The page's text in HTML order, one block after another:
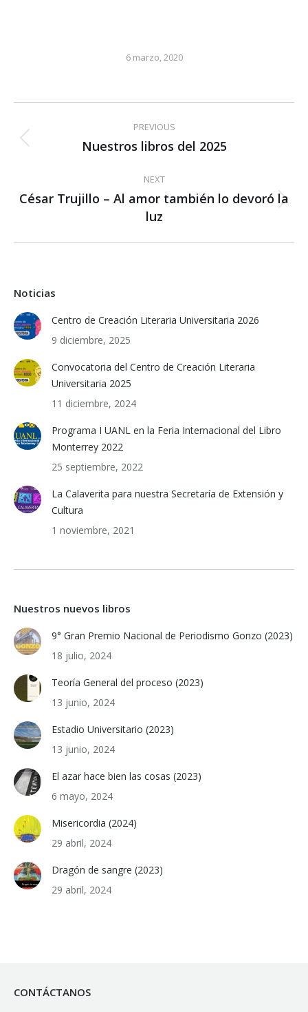
6 marzo, 2020
navigation
PREVIOUS
Previous
Nuestros libros del 2025
NEXT
Next
post:
César Trujillo – Al amor también lo devoró la
luz
Noticias
Centro de Creación Literaria Universitaria 2026
9 diciembre, 2025
Convocatoria del Centro de Creación Literaria
Universitaria 2025
11 diciembre, 2024
Programa I UANL en la Feria Internacional del Libro
Monterrey 2022
25 septiembre, 2022
La Calaverita para nuestra Secretaría de Extensión y
Cultura
1 noviembre, 2021
Nuestros nuevos libros
9° Gran Premio Nacional de Periodismo Gonzo (2023)
18 julio, 2024
Teoría General del proceso (2023)
13 junio, 2024
Estadio Universitario (2023)
13 junio, 2024
El azar hace bien las cosas (2023)
6 mayo, 2024
Misericordia (2024)
29 abril, 2024
Dragón de sangre (2023)
29 abril, 2024
CONTÁCTANOS